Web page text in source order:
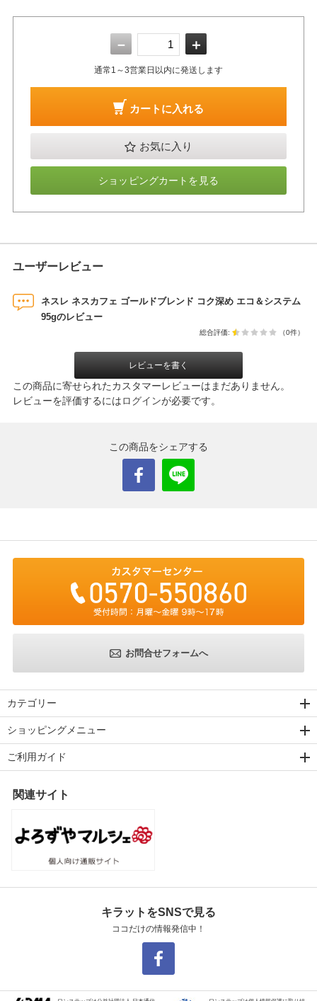
－ ＋
通常1～3営業日以内に発送します
カートに入れる
お気に入り
ショッピングカートを見る
ユーザーレビュー
ネスレ ネスカフェ ゴールドブレンド コク深め エコ＆システム
95gのレビュー
総合評価: （0件）
レビューを書く
この商品に寄せられたカスタマーレビューはまだありません。
レビューを評価するにはログインが必要です。
この商品をシェアする
お問合せフォームへ
カテゴリー
ショッピングメニュー
ご利用ガイド
関連サイト
キラットをSNSで見る
ココだけの情報発信中！